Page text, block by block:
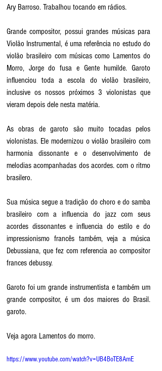
Ary Barroso. Trabalhou tocando em rádios.
Grande compositor, possui grandes músicas para
Violão Instrumental, é uma referência no estudo do
violão brasileiro com músicas como Lamentos do
Morro, Jorge do fusa e Gente humilde. Garoto
influenciou toda a escola do violão brasileiro,
inclusive os nossos próximos 3 violonistas que
vieram depois dele nesta matéria.
As obras de garoto são muito tocadas pelos
violonistas. Ele modernizou o violão brasileiro com
harmonia dissonante e o desenvolvimento de
melodias acompanhadas dos acordes. com o ritmo
brasilero.
Sua música segue a tradição do choro e do samba
brasileiro com a influencia do jazz com seus
acordes dissonantes e influencia do estilo e do
impressionismo francês também, veja a música
Debussiana, que fez com referencia ao compositor
frances debussy.
Garoto foi um grande instrumentista e também um
grande compositor, é um dos maiores do Brasil.
garoto.
Veja agora Lamentos do morro.
https://www.youtube.com/watch?v=UB4BoTE8AmE